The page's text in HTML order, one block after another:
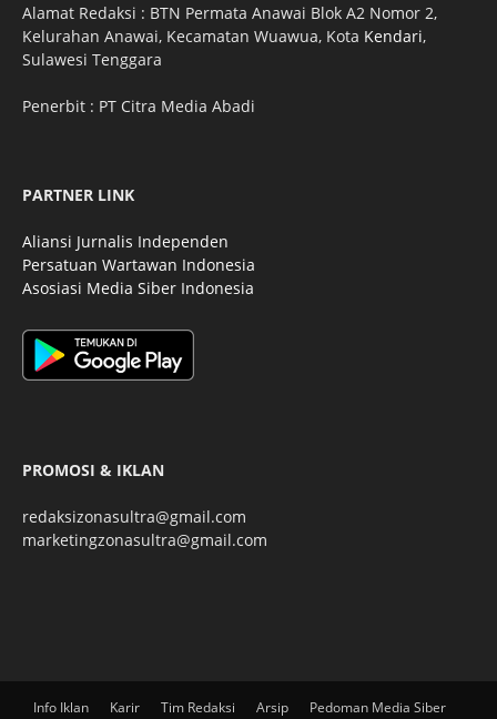
Alamat Redaksi : BTN Permata Anawai Blok A2 Nomor 2,
Kelurahan Anawai, Kecamatan Wuawua, Kota Kendari,
Sulawesi Tenggara
Penerbit : PT Citra Media Abadi
PARTNER LINK
Aliansi Jurnalis Independen
Persatuan Wartawan Indonesia
Asosiasi Media Siber Indonesia
PROMOSI & IKLAN
redaksizonasultra@gmail.com
marketingzonasultra@gmail.com
Info Iklan Karir Tim Redaksi Arsip Pedoman Media Siber